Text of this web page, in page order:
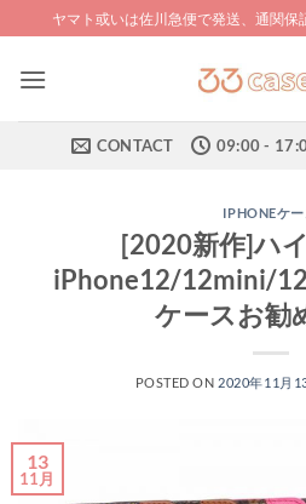
to
content
ヤマト或いは佐川急便で発送、通関保
CONTACT 09:00 -
IPHONEケー
[2020新作]ハ
iPhone12/12mini/
ケースお勧
POSTED ON 2020年11月
13
11月